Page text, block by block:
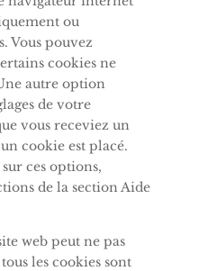
ou
Vous pouvez
cookies ne
autre option
de votre
vous receviez un
cookie est placé.
ces options,
de la section Aide
web peut ne pas
les cookies sont